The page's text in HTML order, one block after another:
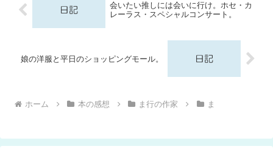
会いたい推しには会いに行け。ホセ・カ
レーラス・スペシャルコンサート。
娘の洋服と平日のショッピングモール。
ホーム 本の感想 ま行の作家 ま